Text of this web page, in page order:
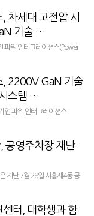
차세대 고전압 시
기술 …
파워 인테그레이션스(Power
정격의 PowiGaN™ 질화갈륨
, 2200V GaN 기술
스템 …
업 파워 인터그레이션스
2200V 정격의 질화갈륨
공영주차장 재난
지난 7월 28일 시흥제4동 공
재 등 재난 상황에 대비한 재
터, 대학생과 함